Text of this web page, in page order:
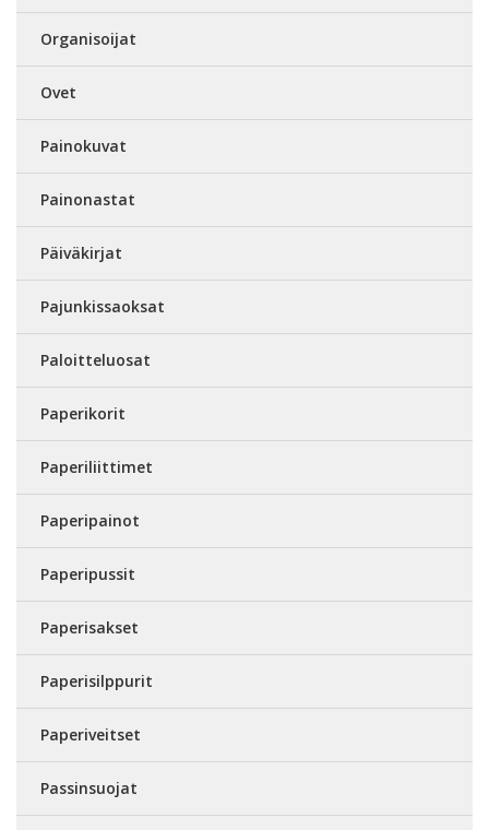
Organisoijat
Ovet
Painokuvat
Painonastat
Päiväkirjat
Pajunkissaoksat
Paloitteluosat
Paperikorit
Paperiliittimet
Paperipainot
Paperipussit
Paperisakset
Paperisilppurit
Paperiveitset
Passinsuojat